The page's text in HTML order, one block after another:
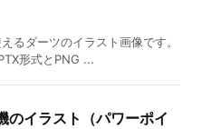
るダーツのイラスト画像です。
形式とPNG ...
のイラスト（パワーポイ